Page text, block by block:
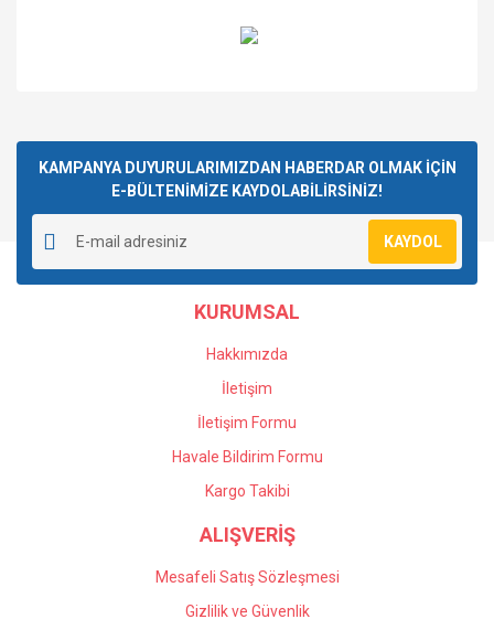
Yorum Yaz
kullanarak tarafımıza iletebilirsiniz.
Görüş ve önerileriniz için teşekkür ederiz.
Ürün resmi kalitesiz, bozuk veya görüntülenemiyor.
Ürün açıklamasında eksik bilgiler bulunuyor.
Ürün bilgilerinde hatalar bulunuyor.
Ürün fiyatı diğer sitelerden daha pahalı.
Gönder
KAMPANYA DUYURULARIMIZDAN HABERDAR OLMAK İÇİN
E-BÜLTENİMİZE KAYDOLABİLİRSİNİZ!
KAYDOL
KURUMSAL
Hakkımızda
İletişim
İletişim Formu
Havale Bildirim Formu
Kargo Takibi
ALIŞVERİŞ
Mesafeli Satış Sözleşmesi
Gizlilik ve Güvenlik